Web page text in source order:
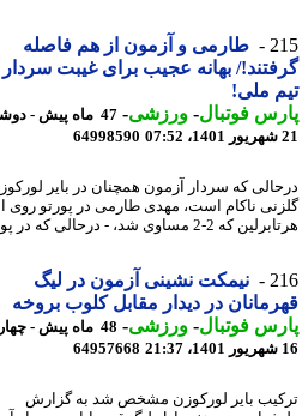
طارمی و آزمون از هم فاصله
بهانه عجیب برای غیبت سردار در
ملی!
فوتبال-ورزشی-
47 ماه پیش - دوشنبه
64998590
که سردار آزمون همچنان در بایر لورکوزن در
ناکام است، مهدی طارمی در پورتو روی
شد، - ​درحالی که در پورتو روی ابرها سیر می کند.
نیمکت نشینی آزمون در لیگ
در دیدار مقابل کلوب بروخه
فوتبال-ورزشی-
48 ماه پیش -
64957668
بایر لورکوزن مشخص شد به گزارش